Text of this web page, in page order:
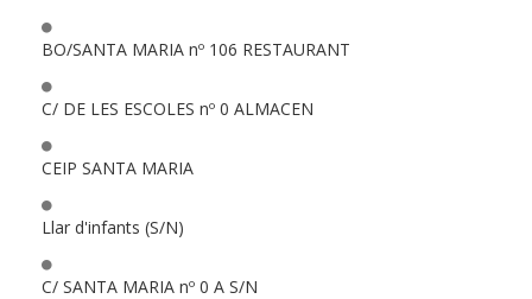
BO/SANTA MARIA nº 106 RESTAURANT
C/ DE LES ESCOLES nº 0 ALMACEN
CEIP SANTA MARIA
Llar d'infants (S/N)
C/ SANTA MARIA nº 0 A S/N